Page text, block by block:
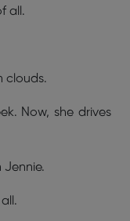
all.
clouds.
Now, she drives